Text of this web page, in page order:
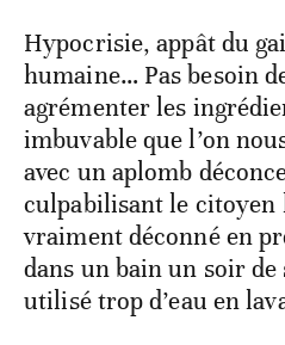
Hypocrisie, appât du
humaine… Pas besoin
agrémenter les
imbuvable que l’on
avec un aplomb
culpabilisant le citoyen
vraiment déconné en
dans un bain un soir de
utilisé trop d’eau en